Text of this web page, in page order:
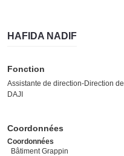
HAFIDA NADIF
Fonction
Assistante de direction-Direction
DAJI
Coordonnées
Coordonnées
Bâtiment Grappin